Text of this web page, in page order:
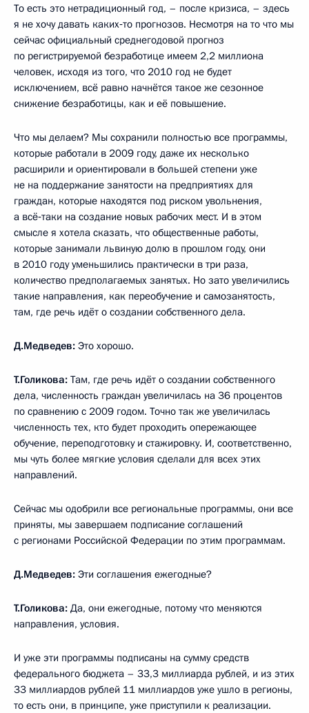
То есть это нетрадиционный год, – после кризиса, – здесь
я не хочу давать каких‑то прогнозов. Несмотря на то что мы
сейчас официальный среднегодовой прогноз
по регистрируемой безработице имеем 2,2 миллиона
человек, исходя из того, что 2010 год не будет
исключением, всё равно начнётся такое же сезонное
снижение безработицы, как и её повышение.
Что мы делаем? Мы сохранили полностью все программы,
которые работали в 2009 году, даже их несколько
расширили и ориентировали в большей степени уже
не на поддержание занятости на предприятиях для
граждан, которые находятся под риском увольнения,
а всё‑таки на создание новых рабочих мест. И в этом
смысле я хотела сказать, что общественные работы,
которые занимали львиную долю в прошлом году, они
в 2010 году уменьшились практически в три раза,
количество предполагаемых занятых. Но зато увеличились
такие направления, как переобучение и самозанятость,
там, где речь идёт о создании собственного дела.
Д.Медведев: Это хорошо.
Т.Голикова: Там, где речь идёт о создании собственного
дела, численность граждан увеличилась на 36 процентов
по сравнению с 2009 годом. Точно так же увеличилась
численность тех, кто будет проходить опережающее
обучение, переподготовку и стажировку. И, соответственно,
мы чуть более мягкие условия сделали для всех этих
направлений.
Сейчас мы одобрили все региональные программы, они все
приняты, мы завершаем подписание соглашений
с регионами Российской Федерации по этим программам.
Д.Медведев: Эти соглашения ежегодные?
Т.Голикова: Да, они ежегодные, потому что меняются
направления, условия.
И уже эти программы подписаны на сумму средств
федерального бюджета – 33,3 миллиарда рублей, и из этих
33 миллиардов рублей 11 миллиардов уже ушло в регионы,
то есть они, в принципе, уже приступили к реализации.